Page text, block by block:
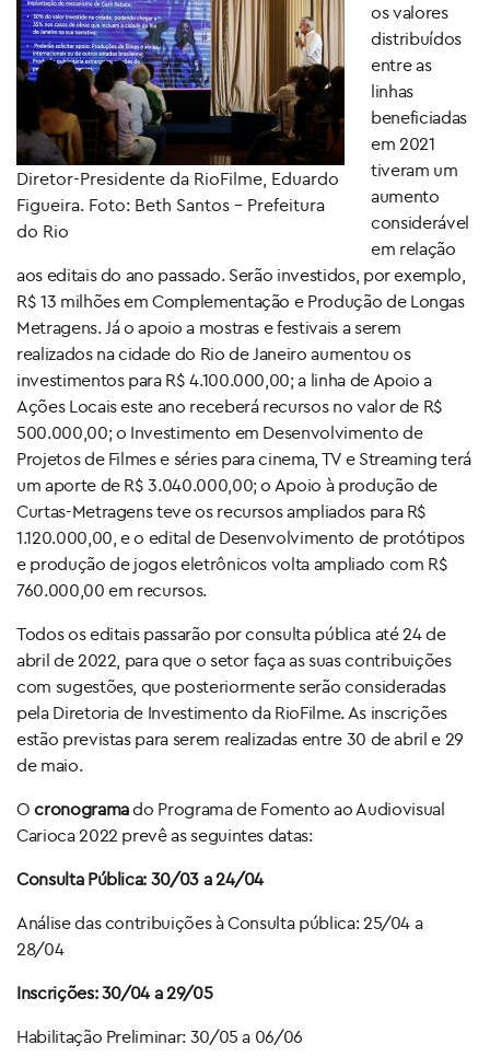
Diretor-Presidente da RioFilme, Eduardo
Figueira. Foto: Beth Santos – Prefeitura
do Rio
os valores
distribuídos
entre as
linhas
beneficiadas
em 2021
tiveram um
aumento
considerável
em relação
aos editais do ano passado. Serão investidos, por exemplo,
R$ 13 milhões em Complementação e Produção de Longas
Metragens. Já o apoio a mostras e festivais a serem
realizados na cidade do Rio de Janeiro aumentou os
investimentos para R$ 4.100.000,00; a linha de Apoio a
Ações Locais este ano receberá recursos no valor de R$
500.000,00; o Investimento em Desenvolvimento de
Projetos de Filmes e séries para cinema, TV e Streaming terá
um aporte de R$ 3.040.000,00; o Apoio à produção de
Curtas-Metragens teve os recursos ampliados para R$
1.120.000,00, e o edital de Desenvolvimento de protótipos
e produção de jogos eletrônicos volta ampliado com R$
760.000,00 em recursos.
Todos os editais passarão por consulta pública até 24 de
abril de 2022, para que o setor faça as suas contribuições
com sugestões, que posteriormente serão consideradas
pela Diretoria de Investimento da RioFilme. As inscrições
estão previstas para serem realizadas entre 30 de abril e 29
de maio.
Ocronogramado Programa de Fomento ao Audiovisual
Carioca 2022 prevê as seguintes datas:
Consulta Pública: 30/03 a 24/04
Análise das contribuições à Consulta pública: 25/04 a
28/04
Inscrições: 30/04 a 29/05
Habilitação Preliminar: 30/05 a 06/06